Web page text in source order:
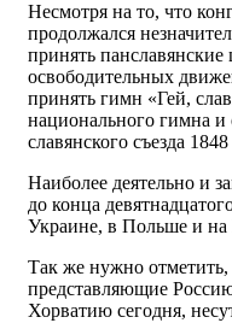
Несмотря на то, что
продолжался
принять панславянские
освободительных
принять гимн «Гей,
национального гимна
славянского съезда
Наиболее деятельно и
до конца
Украине, в Польше и на
Так же нужно отметить,
представляющие
Хорватию сегодня,